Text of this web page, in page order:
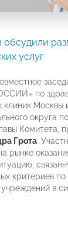
услуг
по
клиник Москвы
округа
Комитета,
Грота.
рынке
критериев
учреждений в